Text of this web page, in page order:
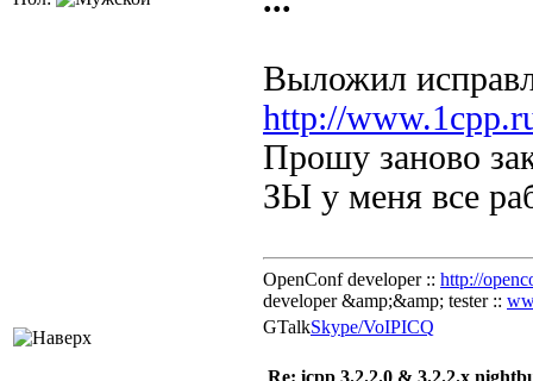
Выложил
http://
Прошу заново
ЗЫ у меня все
OpenConf developer :: http://
developer &amp;&amp; tester ::
GTalkSkype/VoIPICQ
Re: icpp 3.2.2.0 & 3.2.2.x